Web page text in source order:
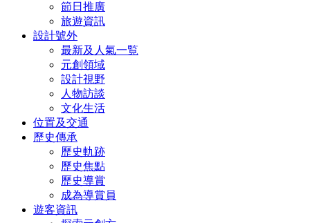
節日推廣
旅遊資訊
設計號外
最新及人氣一覧
元創領域
設計視野
人物訪談
文化生活
位置及交通
歷史傳承
歷史軌跡
歷史焦點
歷史導賞
成為導賞員
遊客資訊